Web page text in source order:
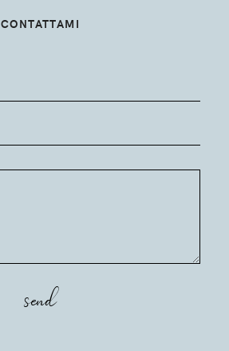
CONTATTAMI